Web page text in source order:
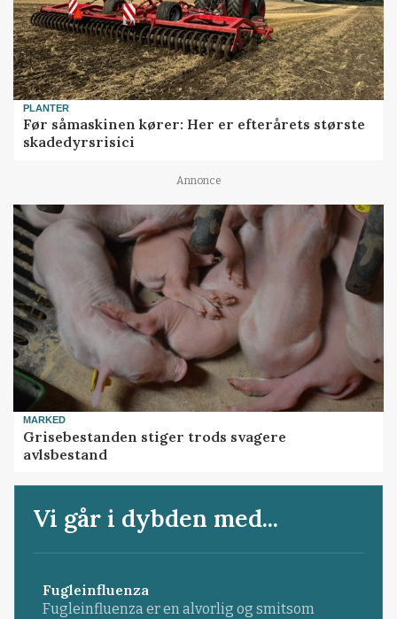
PLANTER
Før såmaskinen kører: Her er efterårets største
skadedyrsrisici
Annonce
MARKED
Grisebestanden stiger trods svagere
avlsbestand
Vi går i dybden med...
Fugleinfluenza
Fugleinfluenza er en alvorlig og smitsom